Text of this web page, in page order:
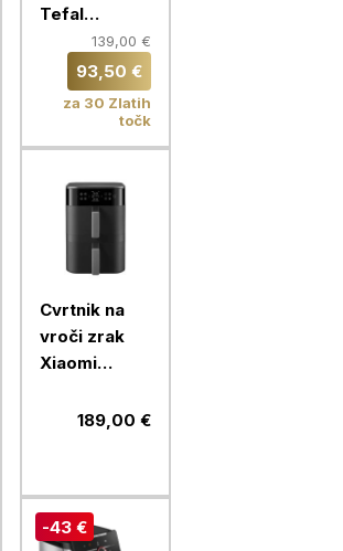
Tefal
Multicook
MY700BF0,
svetlo siv
139,00 €
93,50 €
za 30 Zlatih
točk
Cvrtnik na
vroči zrak
Xiaomi
Double Stack
189,00 €
-43 €